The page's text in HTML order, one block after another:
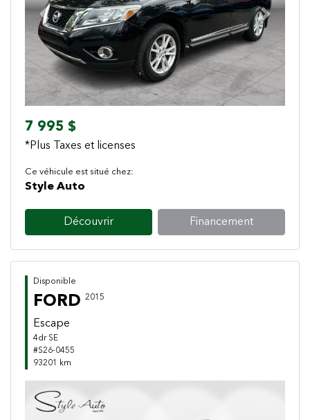
Previous Next
7 995 $
*Plus Taxes et licenses
Ce véhicule est situé chez:
Style Auto
Découvrir Financement
Disponible
FORD 2015
Escape
4dr SE
#S26-0455
93201 km